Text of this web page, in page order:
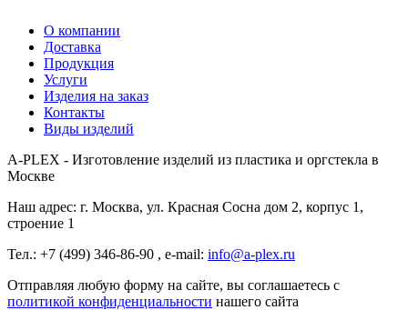
О компании
Доставка
Продукция
Услуги
Изделия на заказ
Контакты
Виды изделий
A-PLEX - Изготовление изделий из пластика и оргстекла в
Москве
Наш адрес: г. Москва, ул. Красная Сосна дом 2, корпус 1,
строение 1
Тел.: +7 (499) 346-86-90 , e-mail: info@a-plex.ru
Отправляя любую форму на сайте, вы соглашаетесь с
политикой конфиденциальности нашего сайта